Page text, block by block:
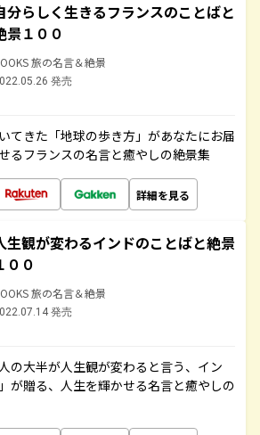
分らしく生きるフランスのことばと
景１００
旅の名言＆絶景
発売
てきた「地球の歩き方」があなたにお届
るフランスの名言と癒やしの絶景集
詳細を見る
生観が変わるインドのことばと絶景
００
旅の名言＆絶景
発売
の大半が人生観が変わると言う、イン
が贈る、人生を輝かせる名言と癒やしの